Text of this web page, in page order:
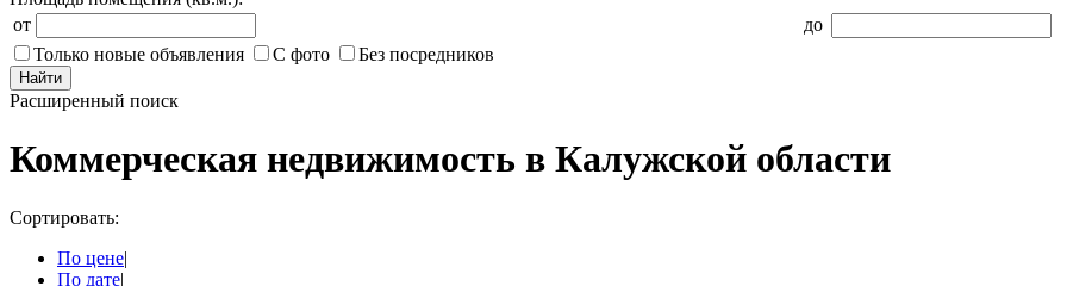
от
до
Только новые объявления
С фото Без посредников
Найти
Расширенный поиск
Коммерческая недвижимость в Калужской области
Сортировать:
По цене|
По дате|